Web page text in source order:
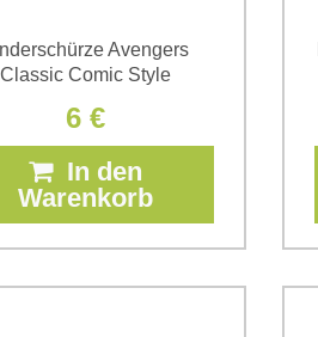
Avengers
Classic Comic Style
6 €
In den
Warenkorb